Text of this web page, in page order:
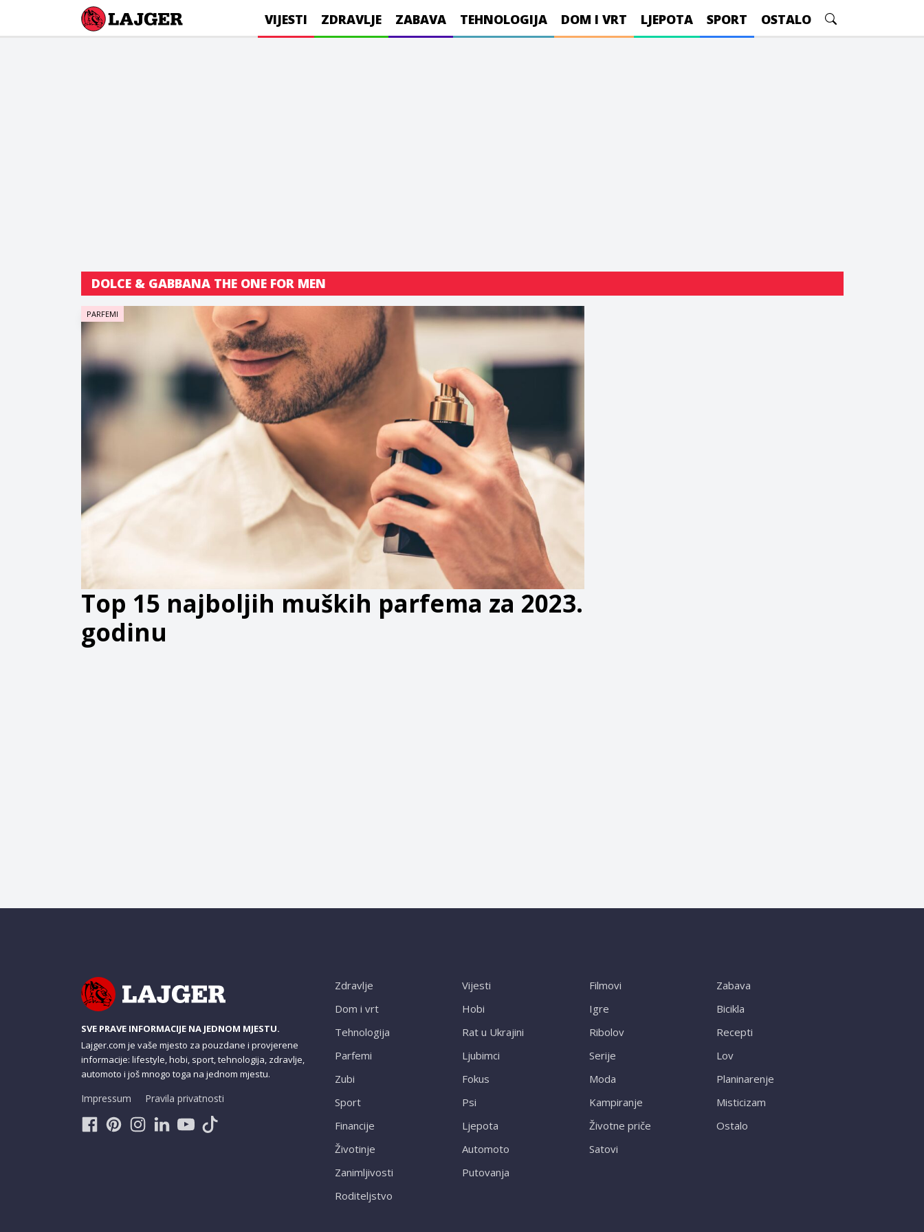
Lajger VIJESTI ZDRAVLJE ZABAVA TEHNOLOGIJA DOM I VRT LJEPOTA SPORT OSTALO
DOLCE & GABBANA THE ONE FOR MEN
PARFEMI
Top 15 najboljih muških parfema za 2023.
godinu
SVE PRAVE INFORMACIJE NA JEDNOM MJESTU.
Lajger.com je vaše mjesto za pouzdane i provjerene
informacije: lifestyle, hobi, sport, tehnologija, zdravlje,
automoto i još mnogo toga na jednom mjestu.
Impressum Pravila privatnosti
Zdravlje
Dom i vrt
Tehnologija
Parfemi
Zubi
Sport
Financije
Životinje
Zanimljivosti
Roditeljstvo
Vijesti
Hobi
Rat u Ukrajini
Ljubimci
Fokus
Psi
Ljepota
Automoto
Putovanja
Filmovi
Igre
Ribolov
Serije
Moda
Kampiranje
Životne priče
Satovi
Zabava
Bicikla
Recepti
Lov
Planinarenje
Misticizam
Ostalo